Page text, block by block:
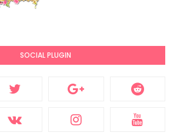
SOCIAL PLUGIN